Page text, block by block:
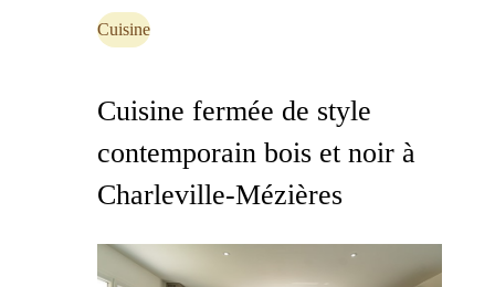
Cuisine
Cuisine fermée de style
contemporain bois et noir à
Charleville-Mézières